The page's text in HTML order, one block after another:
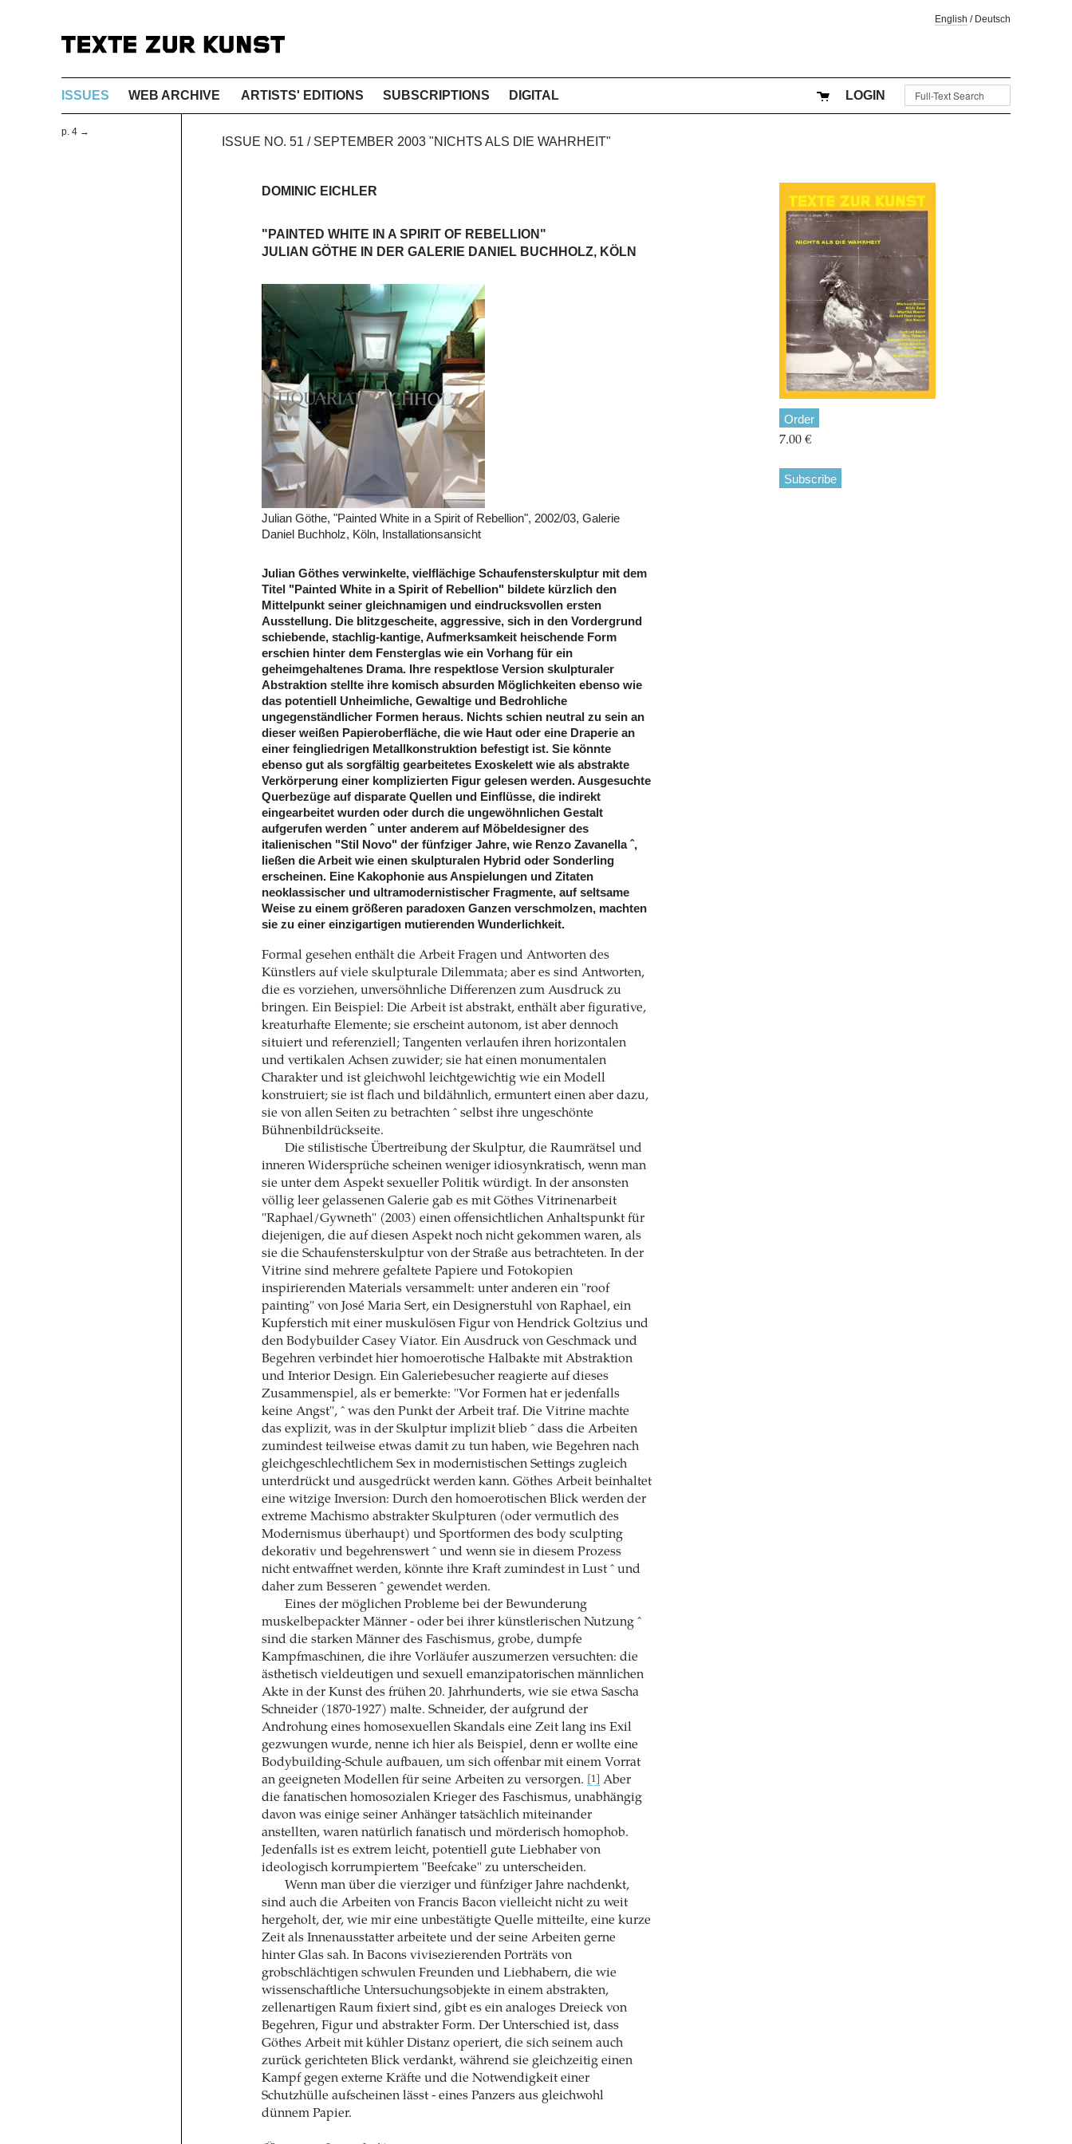
English / Deutsch
ISSUES WEB ARCHIVE ARTISTS' EDITIONS SUBSCRIPTIONS DIGITAL LOGIN
p. 4 →
ISSUE NO. 51 / SEPTEMBER 2003 "NICHTS ALS DIE WAHRHEIT"
DOMINIC EICHLER
"PAINTED WHITE IN A SPIRIT OF REBELLION"
JULIAN GÖTHE IN DER GALERIE DANIEL BUCHHOLZ, KÖLN
Julian Göthe, "Painted White in a Spirit of Rebellion", 2002/03, Galerie
Daniel Buchholz, Köln, Installationsansicht
Julian Göthes verwinkelte, vielflächige Schaufensterskulptur mit dem
Titel "Painted White in a Spirit of Rebellion" bildete kürzlich den
Mittelpunkt seiner gleichnamigen und eindrucksvollen ersten
Ausstellung. Die blitzgescheite, aggressive, sich in den Vordergrund
schiebende, stachlig-kantige, Aufmerksamkeit heischende Form
erschien hinter dem Fensterglas wie ein Vorhang für ein
geheimgehaltenes Drama. Ihre respektlose Version skulpturaler
Abstraktion stellte ihre komisch absurden Möglichkeiten ebenso wie
das potentiell Unheimliche, Gewaltige und Bedrohliche
ungegenständlicher Formen heraus. Nichts schien neutral zu sein an
dieser weißen Papieroberfläche, die wie Haut oder eine Draperie an
einer feingliedrigen Metallkonstruktion befestigt ist. Sie könnte
ebenso gut als sorgfältig gearbeitetes Exoskelett wie als abstrakte
Verkörperung einer komplizierten Figur gelesen werden. Ausgesuchte
Querbezüge auf disparate Quellen und Einflüsse, die indirekt
eingearbeitet wurden oder durch die ungewöhnlichen Gestalt
aufgerufen werden ˆ unter anderem auf Möbeldesigner des
italienischen "Stil Novo" der fünfziger Jahre, wie Renzo Zavanella ˆ,
ließen die Arbeit wie einen skulpturalen Hybrid oder Sonderling
erscheinen. Eine Kakophonie aus Anspielungen und Zitaten
neoklassischer und ultramodernistischer Fragmente, auf seltsame
Weise zu einem größeren paradoxen Ganzen verschmolzen, machten
sie zu einer einzigartigen mutierenden Wunderlichkeit.
Formal gesehen enthält die Arbeit Fragen und Antworten des
Künstlers auf viele skulpturale Dilemmata; aber es sind Antworten,
die es vorziehen, unversöhnliche Differenzen zum Ausdruck zu
bringen. Ein Beispiel: Die Arbeit ist abstrakt, enthält aber figurative,
kreaturhafte Elemente; sie erscheint autonom, ist aber dennoch
situiert und referenziell; Tangenten verlaufen ihren horizontalen
und vertikalen Achsen zuwider; sie hat einen monumentalen
Charakter und ist gleichwohl leichtgewichtig wie ein Modell
konstruiert; sie ist flach und bildähnlich, ermuntert einen aber dazu,
sie von allen Seiten zu betrachten ˆ selbst ihre ungeschönte
Bühnenbildrückseite.
Die stilistische Übertreibung der Skulptur, die Raumrätsel und
inneren Widersprüche scheinen weniger idiosynkratisch, wenn man
sie unter dem Aspekt sexueller Politik würdigt. In der ansonsten
völlig leer gelassenen Galerie gab es mit Göthes Vitrinenarbeit
"Raphael/Gywneth" (2003) einen offensichtlichen Anhaltspunkt für
diejenigen, die auf diesen Aspekt noch nicht gekommen waren, als
sie die Schaufensterskulptur von der Straße aus betrachteten. In der
Vitrine sind mehrere gefaltete Papiere und Fotokopien
inspirierenden Materials versammelt: unter anderen ein "roof
painting" von José Maria Sert, ein Designerstuhl von Raphael, ein
Kupferstich mit einer muskulösen Figur von Hendrick Goltzius und
den Bodybuilder Casey Viator. Ein Ausdruck von Geschmack und
Begehren verbindet hier homoerotische Halbakte mit Abstraktion
und Interior Design. Ein Galeriebesucher reagierte auf dieses
Zusammenspiel, als er bemerkte: "Vor Formen hat er jedenfalls
keine Angst", ˆ was den Punkt der Arbeit traf. Die Vitrine machte
das explizit, was in der Skulptur implizit blieb ˆ dass die Arbeiten
zumindest teilweise etwas damit zu tun haben, wie Begehren nach
gleichgeschlechtlichem Sex in modernistischen Settings zugleich
unterdrückt und ausgedrückt werden kann. Göthes Arbeit beinhaltet
eine witzige Inversion: Durch den homoerotischen Blick werden der
extreme Machismo abstrakter Skulpturen (oder vermutlich des
Modernismus überhaupt) und Sportformen des body sculpting
dekorativ und begehrenswert ˆ und wenn sie in diesem Prozess
nicht entwaffnet werden, könnte ihre Kraft zumindest in Lust ˆ und
daher zum Besseren ˆ gewendet werden.
Eines der möglichen Probleme bei der Bewunderung
muskelbepackter Männer - oder bei ihrer künstlerischen Nutzung ˆ
sind die starken Männer des Faschismus, grobe, dumpfe
Kampfmaschinen, die ihre Vorläufer auszumerzen versuchten: die
ästhetisch vieldeutigen und sexuell emanzipatorischen männlichen
Akte in der Kunst des frühen 20. Jahrhunderts, wie sie etwa Sascha
Schneider (1870-1927) malte. Schneider, der aufgrund der
Androhung eines homosexuellen Skandals eine Zeit lang ins Exil
gezwungen wurde, nenne ich hier als Beispiel, denn er wollte eine
Bodybuilding-Schule aufbauen, um sich offenbar mit einem Vorrat
an geeigneten Modellen für seine Arbeiten zu versorgen.
[1]
Aber
die fanatischen homosozialen Krieger des Faschismus, unabhängig
davon was einige seiner Anhänger tatsächlich miteinander
anstellten, waren natürlich fanatisch und mörderisch homophob.
Jedenfalls ist es extrem leicht, potentiell gute Liebhaber von
ideologisch korrumpiertem "Beefcake" zu unterscheiden.
Wenn man über die vierziger und fünfziger Jahre nachdenkt,
sind auch die Arbeiten von Francis Bacon vielleicht nicht zu weit
hergeholt, der, wie mir eine unbestätigte Quelle mitteilte, eine kurze
Zeit als Innenausstatter arbeitete und der seine Arbeiten gerne
hinter Glas sah. In Bacons vivisezierenden Porträts von
grobschlächtigen schwulen Freunden und Liebhabern, die wie
wissenschaftliche Untersuchungsobjekte in einem abstrakten,
zellenartigen Raum fixiert sind, gibt es ein analoges Dreieck von
Begehren, Figur und abstrakter Form. Der Unterschied ist, dass
Göthes Arbeit mit kühler Distanz operiert, die sich seinem auch
zurück gerichteten Blick verdankt, während sie gleichzeitig einen
Kampf gegen externe Kräfte und die Notwendigkeit einer
Schutzhülle aufscheinen lässt - eines Panzers aus gleichwohl
dünnem Papier.
Order
7.00 €
Subscribe